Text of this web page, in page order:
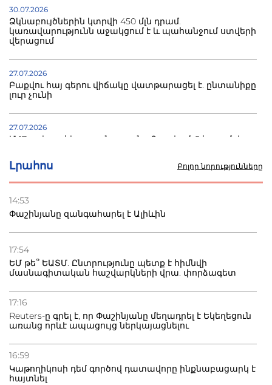
Լրահոս Բոլոր նորությունները
14:53
Փաշինյանը զանգահարել է Ալիևին
17:54
ԵՄ թե՞ ԵԱՏՄ. Ընտրությունը պետք է հիմնվի
մասնագիտական հաշվարկների վրա. փորձագետ
17:16
Reuters-ը գրել է, որ Փաշինյանը մեղադրել է Եկեղեցուն
առանց որևէ ապացույց ներկայացնելու
16:59
Կաթողիկոսի դեմ գործով դատավորը ինքնաբացարկ է
հայտնել
30.07.2026
Ձկնաբույծներին կտրվի 450 մլն դրամ.
կառավարությունն աջակցում է և պահանջում ստվերի
վերացում
27.07.2026
Բաքվու հայ գերու վիճակը վատթարացել է. ընտանիքը
լուր չունի
27.07.2026
Մ-17 աշխարհի առաջնությունը Բաքվում. 5 հայ ըմբիշ
22.07.2026
տուժածներ կան
21.07.2026
Դատվածություն ունեցող միգրանտներին կարգելվի
բնակվել Ռուսաստանում
20.07.2026
Բաքվի բանտից գեներալ Մանուկյանը դիմել է
Փաշինյանին